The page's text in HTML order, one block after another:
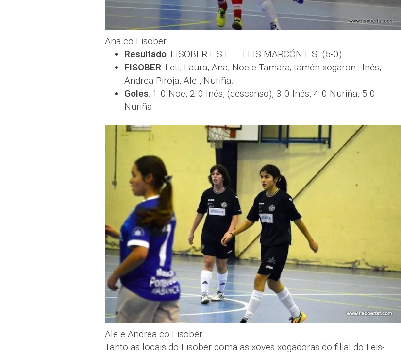
Ana co Fisober
Resultado: FISOBER F.S.F. – LEIS MARCÓN F.S. (5-0).
FISOBER: Leti, Laura, Ana, Noe e Tamara; tamén xogaron : Inés,
Andrea Piroja, Ale , Nuriña.
Goles: 1-0 Noe, 2-0 Inés, (descanso), 3-0 Inés, 4-0 Nuriña, 5-0
Nuriña.
Ale e Andrea co Fisober
Tanto as locais do Fisober coma as xoves xogadoras do filial do Leis-